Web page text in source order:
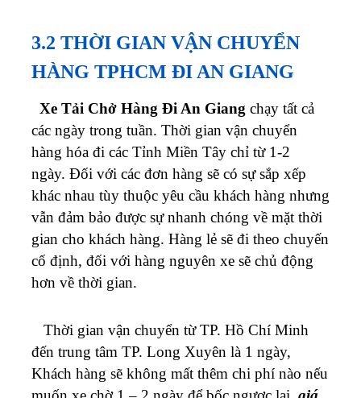
3.2 THỜI GIAN VẬN CHUYỂN
HÀNG TPHCM ĐI AN GIANG
Xe Tải Chở Hàng Đi An Giang chạy tất cả
các ngày trong tuần. Thời gian vận chuyển
hàng hóa đi các Tỉnh Miền Tây chỉ từ 1-2
ngày. Đối với các đơn hàng sẽ có sự sắp xếp
khác nhau tùy thuộc yêu cầu khách hàng nhưng
vẫn đảm bảo được sự nhanh chóng về mặt thời
gian cho khách hàng. Hàng lẻ sẽ đi theo chuyến
cố định, đối với hàng nguyên xe sẽ chủ động
hơn về thời gian.
Thời gian vận chuyển từTP. Hồ Chí Minh
đến trung tâm TP. Long Xuyên là 1 ngày,
Khách hàng sẽ không mất thêm chi phí nào nếu